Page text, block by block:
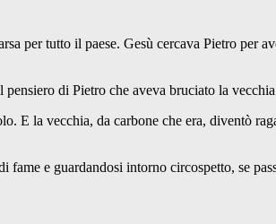
per tutto il paese. Gesù cercava Pietro per
di Pietro che aveva bruciato la
E la vecchia, da carbone che era, diventò
e guardandosi intorno circospetto, se